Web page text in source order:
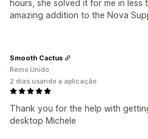
hours, she solved it for me in less
amazing addition to the Nova
Thank you for the help with
desktop Michele
Smooth Cactus
Reino Unido
2 dias usando a aplicação